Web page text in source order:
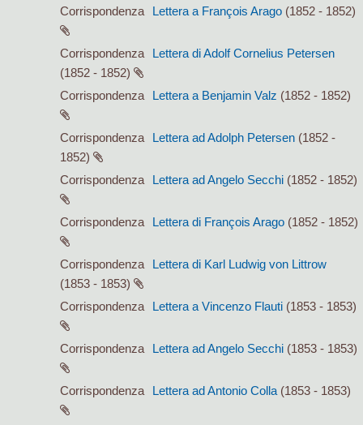
Corrispondenza Lettera a François Arago (1852 - 1852)
Corrispondenza
Lettera di Adolf Cornelius Petersen
(1852 - 1852)
Corrispondenza
Lettera a Benjamin Valz (1852 - 1852)
Corrispondenza Lettera ad Adolph Petersen (1852 -
1852)
Corrispondenza
Lettera ad Angelo Secchi (1852 - 1852)
Corrispondenza Lettera di François Arago (1852 - 1852)
Corrispondenza
Lettera di Karl Ludwig von Littrow
(1853 - 1853)
Corrispondenza
Lettera a Vincenzo Flauti (1853 - 1853)
Corrispondenza Lettera ad Angelo Secchi (1853 - 1853)
Corrispondenza Lettera ad Antonio Colla (1853 - 1853)